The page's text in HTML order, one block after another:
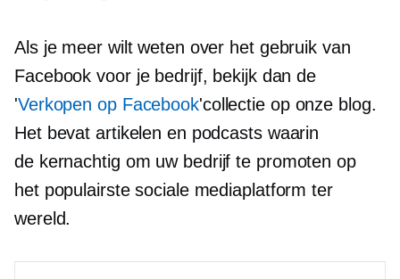
Als je meer wilt weten over het gebruik van
Facebook voor je bedrijf, bekijk dan de
'Verkopen op Facebook'collectie op onze blog.
Het bevat artikelen en podcasts waarin
de kernachtig om uw bedrijf te promoten op
het populairste sociale mediaplatform ter
wereld.